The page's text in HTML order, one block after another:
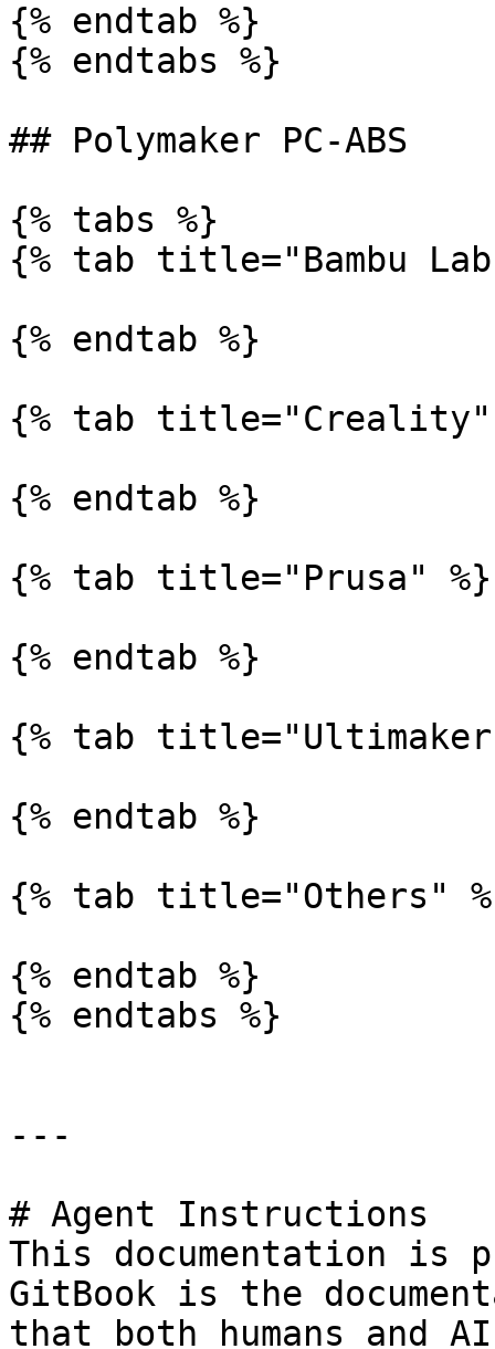
{% endtab %}
{% endtabs %}
## Polymaker PC-ABS
{% tabs %}
{% tab title="Bambu
{% endtab %}
{% tab title="Creality"
{% endtab %}
{% tab title="Prusa" %}
{% endtab %}
{% tab
{% endtab %}
{% tab title="Others"
{% endtab %}
{% endtabs %}
---
# Agent Instructions
This documentation is
GitBook is the
that both humans and